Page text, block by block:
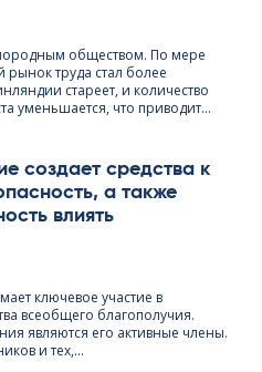
обществом. По мере
труда стал более
стареет, и количество
уменьшается, что приводит...
создает средства к
а также
влиять
ключевое участие в
всеобщего благополучия.
являются его активные члены.
и тех,...